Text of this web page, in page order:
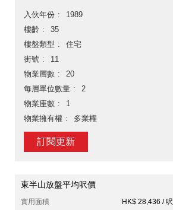
入伙年份
1989
樓齡
35
樓盤類型
住宅
街號
11
物業層數
20
每層單位數量
2
物業座數
1
物業擁有權
多業權
訂閱更新
東半山放盤平均呎價
實用面積
HK$ 28,436 / 呎